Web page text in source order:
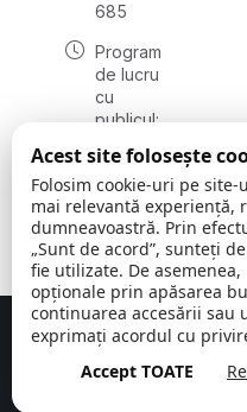
685
Program
de lucru
cu
publicul:
08:00 -
16:30
, vineri:
08:00 -
14:00
Comuna Cerchezu © 2026
Concept realizat de Big
Acest site folosește
Folosim cookie-uri pe
mai relevantă
dumneavoastră. Prin
„Sunt de acord”, sunteți
fie utilizate. De
opționale prin apăsarea
continuarea accesării sau
exprimați acordul cu
Accept TOATE